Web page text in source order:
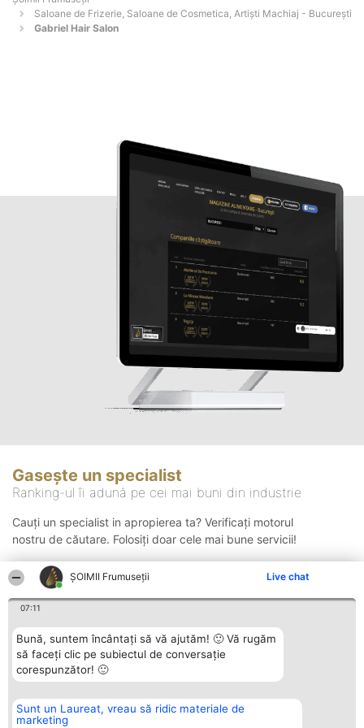
ȘOIMII Frumuseții Live chat
07:11
Bună, suntem încântați să vă ajutăm! 🙂 Vă rugăm
să faceți clic pe subiectul de conversație
corespunzător! 🙂
Sunt un Laureat, vreau să ridic materiale de
marketing
Saloane de Frizerie, Saloane de Cosmetica, Artiști Machiaj - Bucureşti
Gabriel Hair Salon
Gasește un specialist
Ranking-ul îi adună pe cei mai buni din industrie
Cauți un specialist in apropierea ta? Verificați motorul
nostru de căutare. Folosiți doar cele mai bune servicii!
Organizator Ranking
BRIGHT SOLUTIONS BR SRL
Plebiscyt Contact